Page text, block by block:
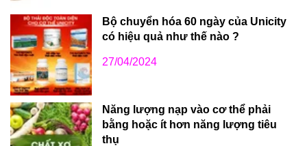
Bộ chuyển hóa 60 ngày của Unicity
có hiệu quả như thế nào ?
27/04/2024
Năng lượng nạp vào cơ thể phải
bằng hoặc ít hơn năng lượng tiêu
thụ